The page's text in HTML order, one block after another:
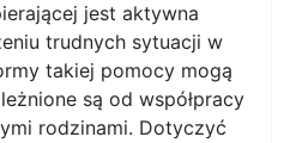
jest aktywna
trudnych sytuacji w
takiej pomocy mogą
są od współpracy
rodzinami. Dotyczyć